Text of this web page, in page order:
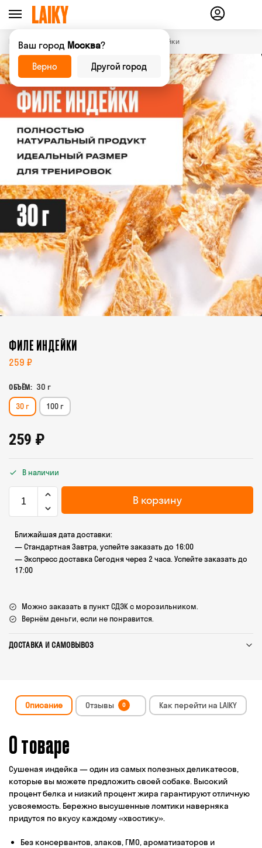
Главная страница Магазин Филе индейки
ФИЛЕ ИНДЕЙКИ
259 ₽
ОБЪЁМ: 30 г
30 г 100 г
259 ₽
В наличии
В корзину
Ближайшая дата доставки:
— Стандартная Завтра, успейте заказать до 16:00
— Экспресс доставка Сегодня через 2 часа. Успейте заказать до
17:00
Можно заказать в пункт СДЭК с морозильником.
Вернём деньги, если не понравится.
ДОСТАВКА И САМОВЫВОЗ
Описание Отзывы 0 Как перейти на LAIKY
О товаре
Сушеная индейка — один из самых полезных деликатесов,
которые вы можете предложить своей собаке. Высокий
процент белка и низкий процент жира гарантируют отличную
усвояемость. Бережно высушенные ломтики наверняка
придутся по вкусу каждому«хвостику».
Без консервантов, злаков, ГМО, ароматизаторов и
Ваш город Москва?
Верно Другой город